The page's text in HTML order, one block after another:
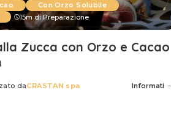
Con Orzo Solubile
15m di Preparazione
Zucca con Orzo e Cacao
daCRASTAN spa Informati